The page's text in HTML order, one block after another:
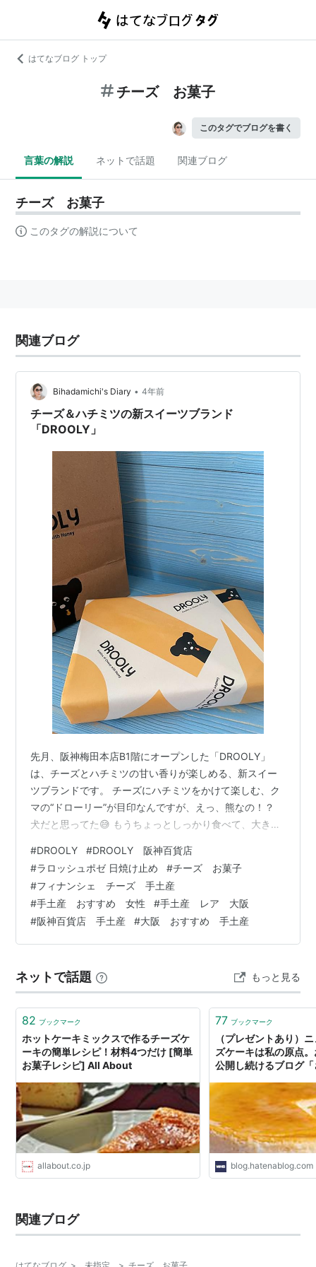
はてなブログ トップ
チーズ お菓子
このタグでブログを書く
言葉の解説 ネットで話題 関連ブログ
チーズ お菓子
このタグの解説について
関連ブログ
Bihadamichi's Diary • 4年前
チーズ＆ハチミツの新スイーツブランド
「DROOLY」
先月、阪神梅田本店B1階にオープンした「DROOLY」
は、チーズとハチミツの甘い香りが楽しめる、新スイー
ツブランドです。 チーズにハチミツをかけて楽しむ、ク
マの“ドローリー”が目印なんですが、えっ、熊なの！？
犬だと思ってた😅 もうちょっとしっかり食べて、大きく
くなれ😑 そりゃそうか、、、ハチミツと言えば熊だもん
な。 パッケージも全部かわいい。 こちらはフィナンシェ
で、ゴルゴンゾーラ with ハニーです。そのほかに ✅カマ
ンベール with ハニー ✅チェダー with ハニー ✅ゴルゴン
ゾーラ with ハニー ✅カマンベール with …
#DROOLY #DROOLY 阪神百貨店
#ラロッシュポゼ 日焼け止め #チーズ お菓子
#フィナンシェ チーズ 手土産
#手土産 おすすめ 女性 #手土産 レア 大阪
#阪神百貨店 手土産 #大阪 おすすめ 手土産
ネットで話題 もっと見る
82 ブックマーク
ホットケーキミックスで作るチーズケ
ーキの簡単レシピ！材料4つだけ [簡単
お菓子レシピ] All About
allabout.co.jp
77 ブックマーク
（プレゼントあり）
ズケーキは私の原点
公開し続けるブログ
籍化第2弾 - 週刊はて
blog.hatenablog.com
関連ブログ